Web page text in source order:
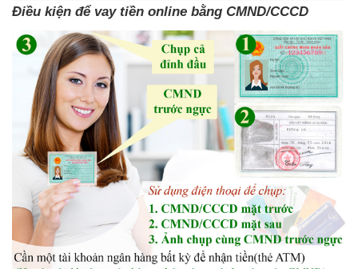
Điều kiện để vay tiền online bằng CMND/CCCD